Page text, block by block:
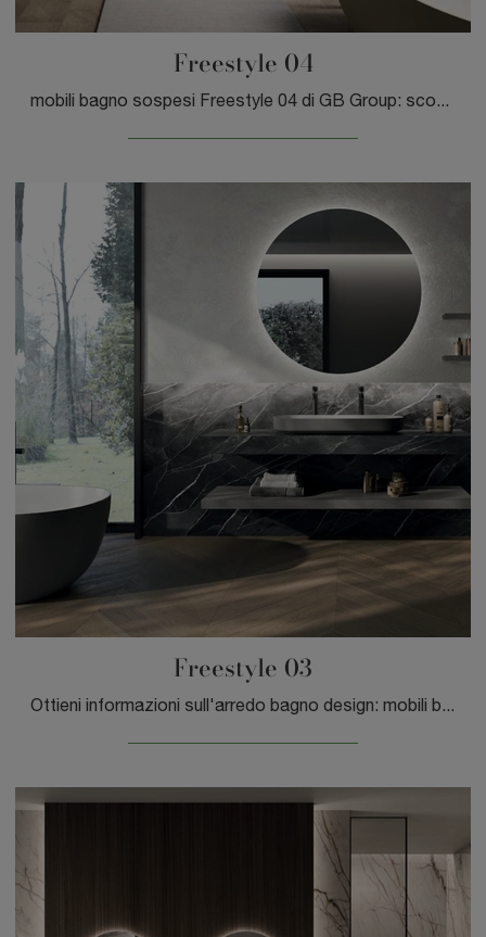
Freestyle 04
mobili bagno sospesi Freestyle 04 di GB Group: scopri l'Arredo Bagno in laminato moderno e arreda il bagno di casa.
Freestyle 03
Ottieni informazioni sull'arredo bagno design: mobili bagno sospesi in gres come il modello Freestyle 03 di GB Group ti aspettano.